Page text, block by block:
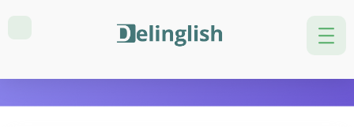
دسته بندی: Music